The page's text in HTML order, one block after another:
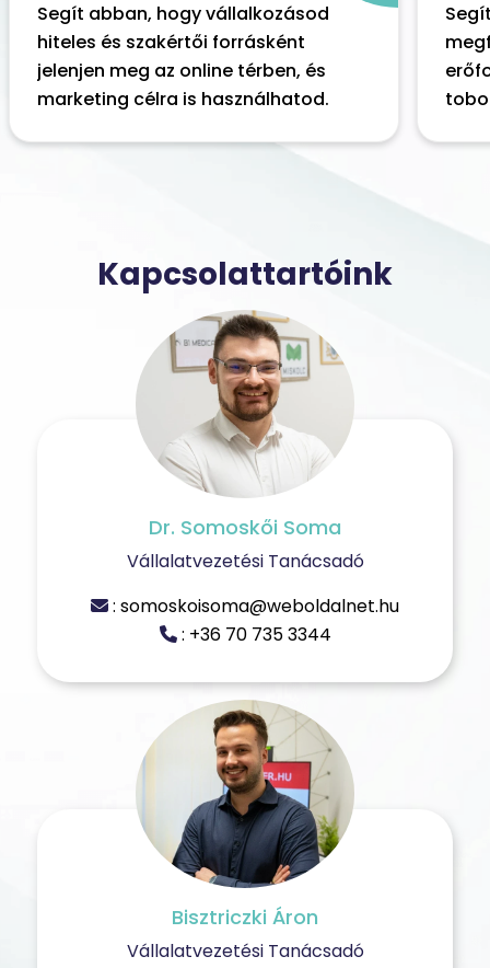
Segít abban, hogy vállalkozásod
hiteles és szakértői forrásként
jelenjen meg az online térben, és
marketing célra is használhatod.
Kapcsolattartóink
Dr. Somoskői Soma
Vállalatvezetési Tanácsadó
: somoskoisoma@weboldalnet.hu
: +36 70 735 3344
Bisztriczki Áron
Vállalatvezetési Tanácsadó